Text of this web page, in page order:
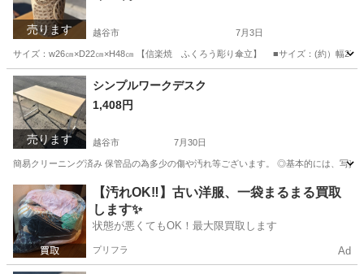
売ります 越谷市 7月3日
サイズ：w26㎝×D22㎝×H48㎝ 【信楽焼 ふくろう彫り傘立】 ■サイズ：(約）幅
埼玉 越谷市 その他 ふくろう
売ります
シンプルワークデスク
1,408円
越谷市 7月30日
簡易クリーニング済み 保管品の為多少の傷や汚れ等ございます。 ◎基本的には、写
埼玉 越谷市 テーブル
【汚れOK‼️】古い洋服、一袋まるまる買取
します✨
状態が悪くてもOK！最大限買取します
プリフラ Ad